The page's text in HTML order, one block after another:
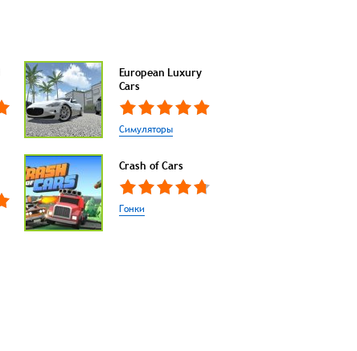
European Luxury
Cars
Симуляторы
Crash of Cars
Гонки